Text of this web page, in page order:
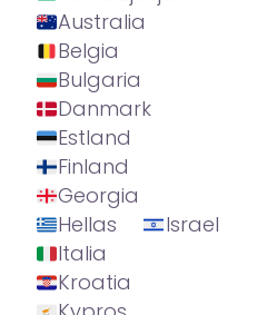
Australia
Belgia
Bulgaria
Danmark
Estland
Finland
Georgia
Hellas
Israel
Italia
Kroatia